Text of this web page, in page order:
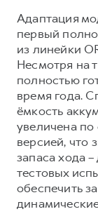
Адаптация
первый
из линейки
Несмотря на
полностью
время года.
ёмкость
увеличена
версией, что
запаса хода
тестовых
обеспечить